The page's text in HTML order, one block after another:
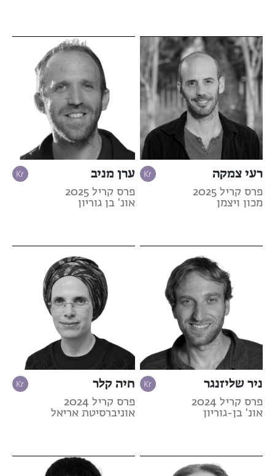
רעי צמקה
פרס קריל 2025
מכון ויצמן
ערן מניב
פרס קריל 2025
אונ' בן גוריון
ניר שליזנגר
פרס קריל 2024
אונ' בן-גוריון
חיה קלר
פרס קריל 2024
אוניברסיטת אריאל